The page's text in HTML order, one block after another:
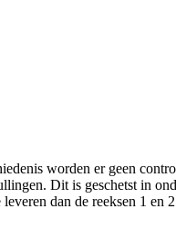
worden er geen
Dit is geschetst in
dan de reeksen 1 en